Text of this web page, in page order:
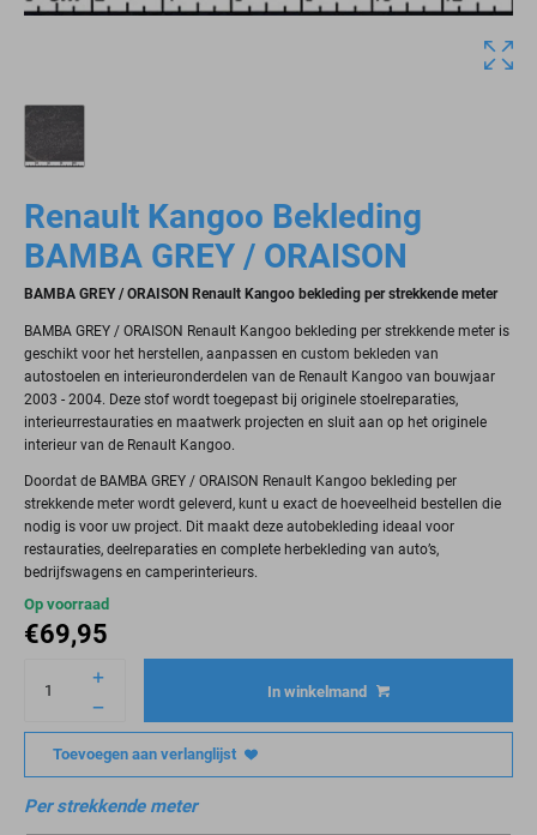
Renault Kangoo Bekleding
BAMBA GREY / ORAISON
BAMBA GREY / ORAISON Renault Kangoo bekleding per strekkende meter
BAMBA GREY / ORAISON Renault Kangoo bekleding per strekkende meter is
geschikt voor het herstellen, aanpassen en custom bekleden van
autostoelen en interieuronderdelen van de Renault Kangoo van bouwjaar
2003 - 2004. Deze stof wordt toegepast bij originele stoelreparaties,
interieurrestauraties en maatwerk projecten en sluit aan op het originele
interieur van de Renault Kangoo.
Doordat de BAMBA GREY / ORAISON Renault Kangoo bekleding per
strekkende meter wordt geleverd, kunt u exact de hoeveelheid bestellen die
nodig is voor uw project. Dit maakt deze autobekleding ideaal voor
restauraties, deelreparaties en complete herbekleding van auto’s,
bedrijfswagens en camperinterieurs.
Op voorraad
€69,95
In winkelmand
Toevoegen aan verlanglijst
Per strekkende meter